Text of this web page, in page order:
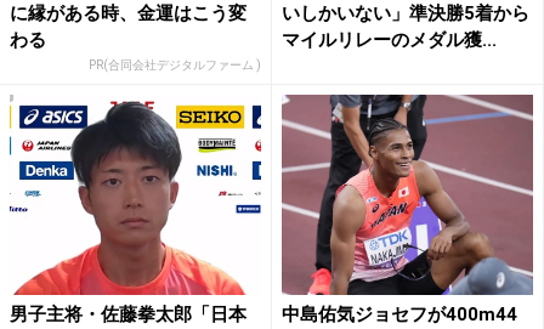
に縁がある時、金運はこう変
わる
PR(合同会社デジタルファーム )
いしかいない」準決勝5着から
マイルリレーのメダル獲...
男子主将・佐藤拳太郎「日本
中島佑気ジョセフが400m44